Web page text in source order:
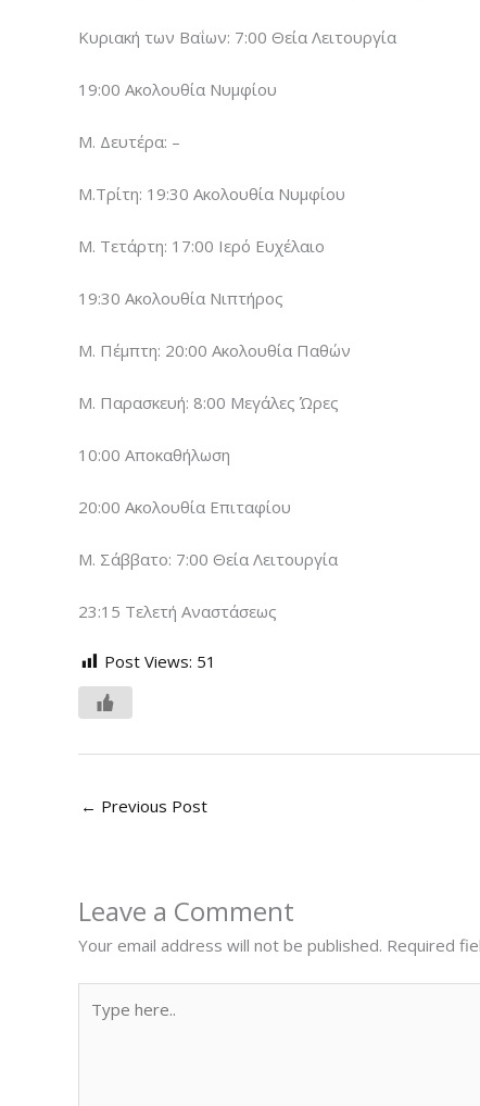
Κυριακή των Βαΐων: 7:00 Θεία Λειτουργία
19:00 Ακολουθία Νυμφίου
Μ. Δευτέρα: –
Μ.Τρίτη: 19:30 Ακολουθία Νυμφίου
Μ. Τετάρτη: 17:00 Ιερό Ευχέλαιο
19:30 Ακολουθία Νιπτήρος
Μ. Πέμπτη: 20:00 Ακολουθία Παθών
Μ. Παρασκευή: 8:00 Μεγάλες Ώρες
10:00 Αποκαθήλωση
20:00 Ακολουθία Επιταφίου
Μ. Σάββατο: 7:00 Θεία Λειτουργία
23:15 Τελετή Αναστάσεως
Post Views: 51
← Previous Post
Leave a Comment
Your email address will not be published. Required
here..